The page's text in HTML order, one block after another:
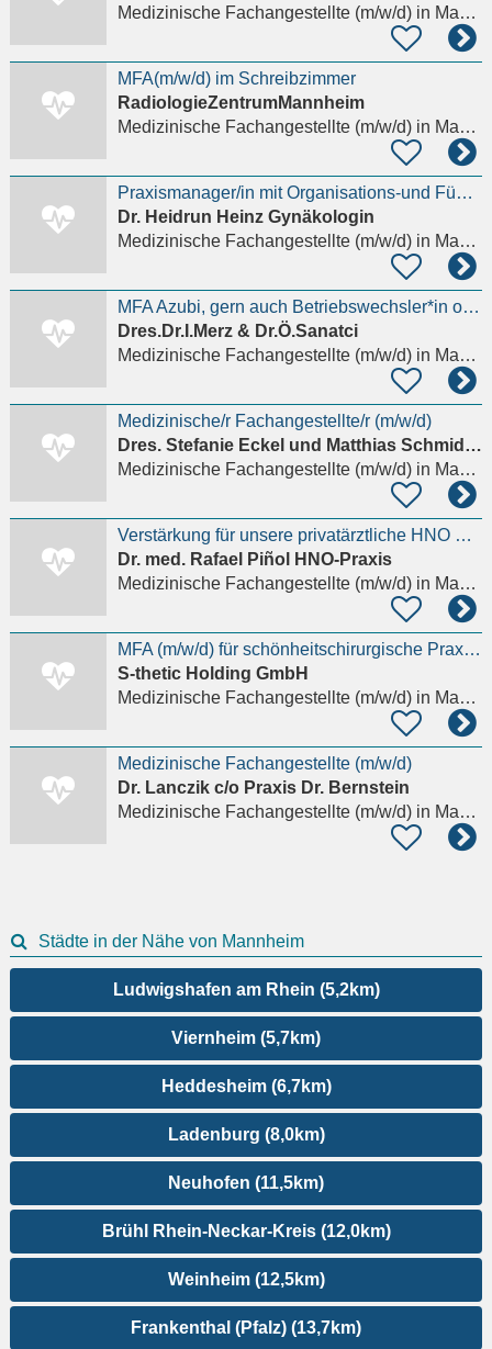
Medizinische Fachangestellte (m/w/d)in Mannheim, Quadrate
MFA(m/w/d) im Schreibzimmer
RadiologieZentrumMannheim
Medizinische Fachangestellte (m/w/d)in Mannheim, Quadrate
Praxismanager/in mit Organisations-und Führungserfahrung für unsere Frauenarztpraxis gesucht
Dr. Heidrun Heinz Gynäkologin
Medizinische Fachangestellte (m/w/d)in Mannheim, Sandhofen
MFA Azubi, gern auch Betriebswechsler*in oder ab 9/26 gesucht
Dres.Dr.I.Merz & Dr.Ö.Sanatci
Medizinische Fachangestellte (m/w/d)in Mannheim, Feudenheim
Medizinische/r Fachangestellte/r (m/w/d)
Dres. Stefanie Eckel und Matthias Schmidt Gem.praxis für Gynäkologie
Medizinische Fachangestellte (m/w/d)in Mannheim, Quadrate
Verstärkung für unsere privatärztliche HNO Praxis gesucht
Dr. med. Rafael Piñol HNO-Praxis
Medizinische Fachangestellte (m/w/d)in Mannheim, Quadrate
MFA (m/w/d) für schönheitschirurgische Praxis gesucht!
S-thetic Holding GmbH
Medizinische Fachangestellte (m/w/d)in Mannheim
Medizinische Fachangestellte (m/w/d)
Dr. Lanczik c/o Praxis Dr. Bernstein
Medizinische Fachangestellte (m/w/d)in Mannheim, Rheinau
Städte in der Nähe von Mannheim
Ludwigshafen am Rhein (5,2km)
Viernheim (5,7km)
Heddesheim (6,7km)
Ladenburg (8,0km)
Neuhofen (11,5km)
Brühl Rhein-Neckar-Kreis (12,0km)
Weinheim (12,5km)
Frankenthal (Pfalz) (13,7km)